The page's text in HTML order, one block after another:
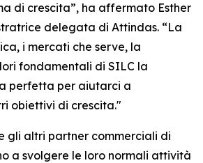
di crescita”, ha affermato Esther
delegata di Attindas. “La
i mercati che serve, la
fondamentali di SILC la
perfetta per aiutarci a
obiettivi di crescita."
gli altri partner commerciali di
a svolgere le loro normali attività